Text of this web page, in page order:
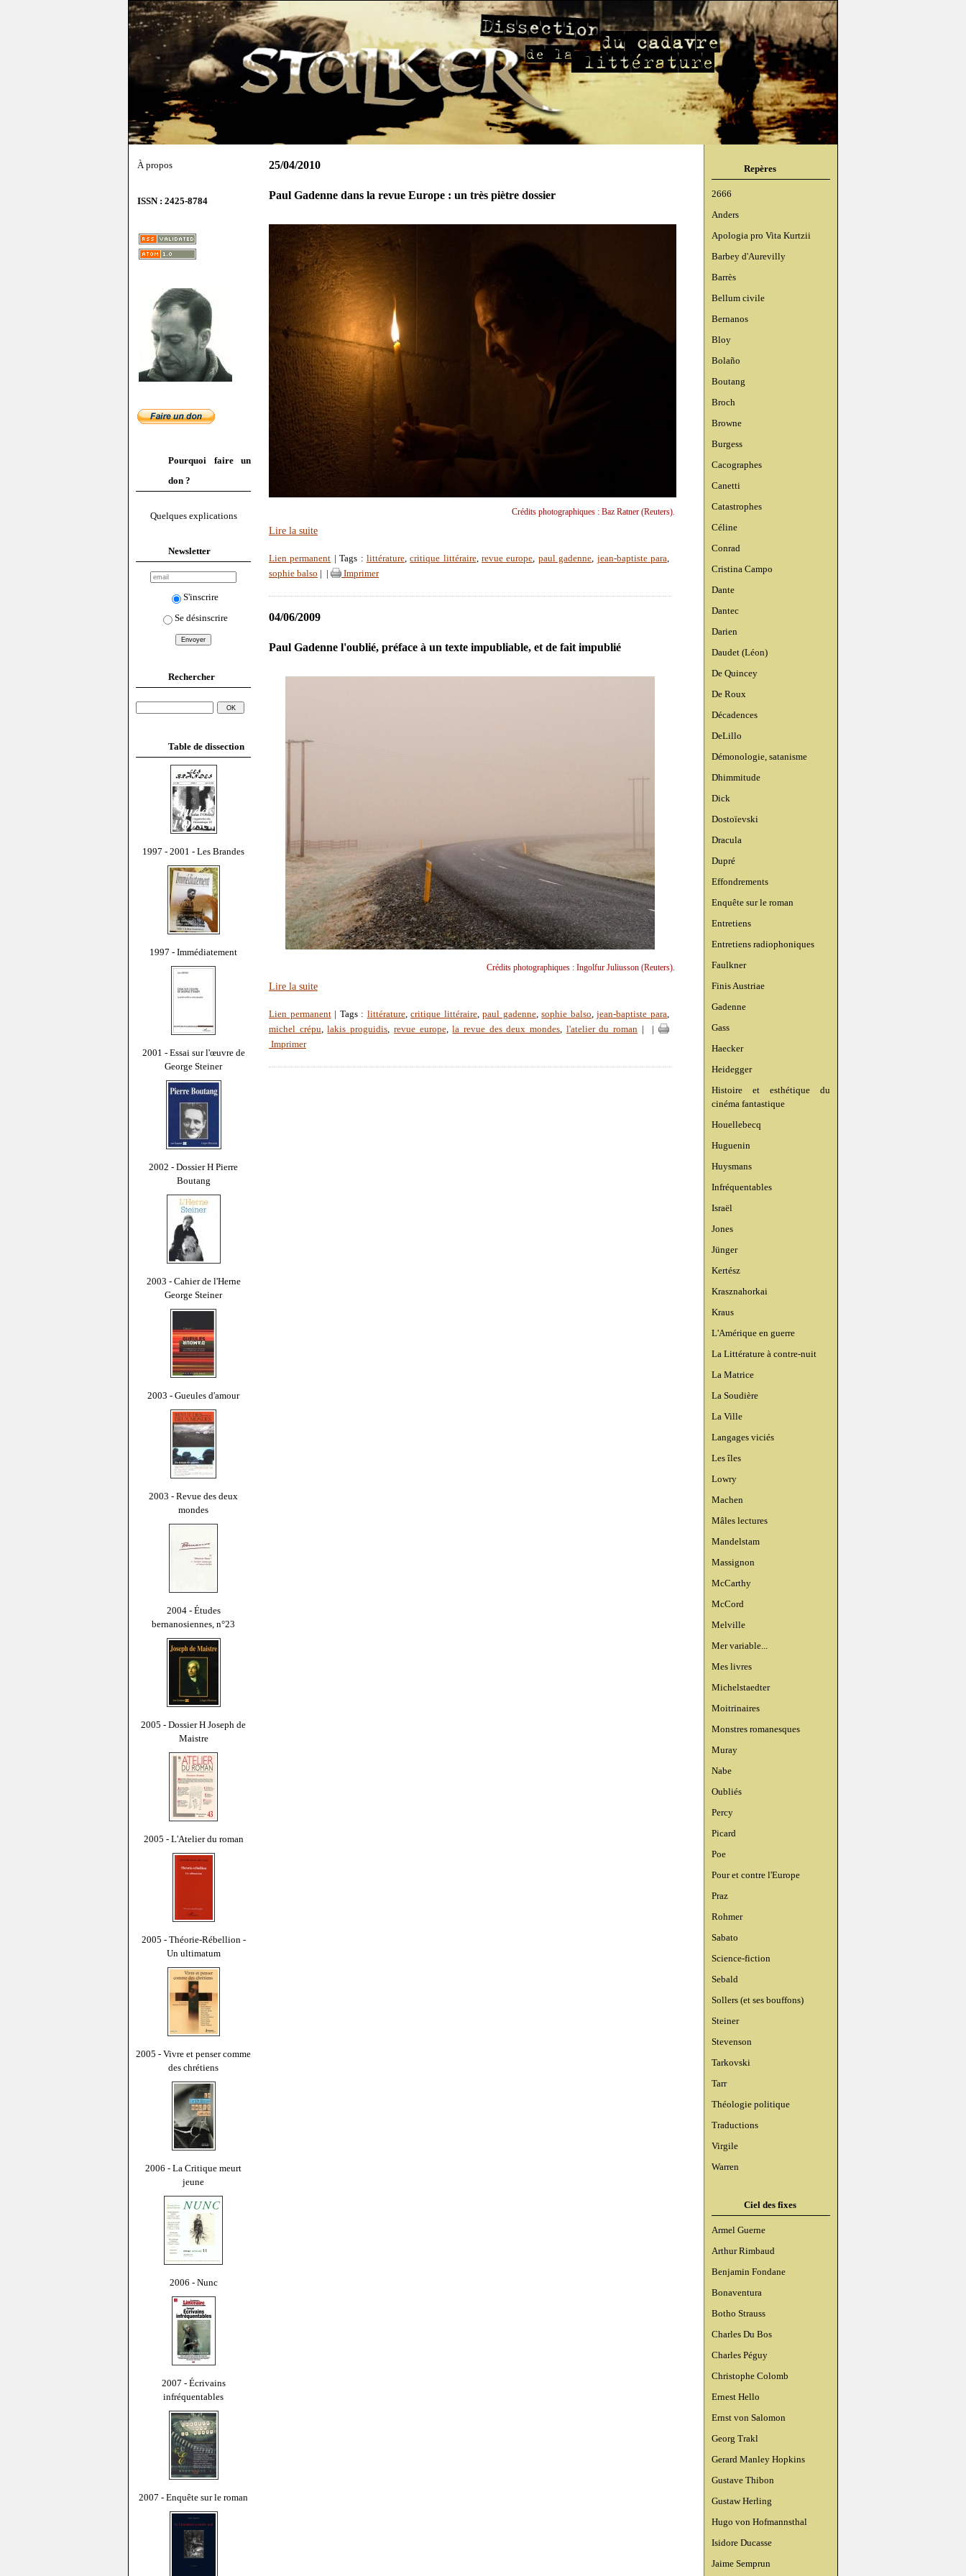
À propos
ISSN : 2425-8784
Pourquoi faire un
don ?
Quelques explications
Newsletter
S'inscrire
Se désinscrire
Rechercher
Table de dissection
1997 - 2001 - Les Brandes
1997 - Immédiatement
2001 - Essai sur l'œuvre de
George Steiner
2002 - Dossier H Pierre
Boutang
2003 - Cahier de l'Herne
George Steiner
2003 - Gueules d'amour
2003 - Revue des deux
mondes
2004 - Études
bernanosiennes, n°23
2005 - Dossier H Joseph de
Maistre
2005 - L'Atelier du roman
2005 - Théorie-Rébellion -
Un ultimatum
2005 - Vivre et penser comme
des chrétiens
2006 - La Critique meurt
jeune
2006 - Nunc
2007 - Écrivains
infréquentables
2007 - Enquête sur le roman
Repères
2666
Anders
Apologia pro Vita Kurtzii
Barbey d'Aurevilly
Barrès
Bellum civile
Bernanos
Bloy
Bolaño
Boutang
Broch
Browne
Burgess
Cacographes
Canetti
Catastrophes
Céline
Conrad
Cristina Campo
Dante
Dantec
Darien
Daudet (Léon)
De Quincey
De Roux
Décadences
DeLillo
Démonologie, satanisme
Dhimmitude
Dick
Dostoïevski
Dracula
Dupré
Effondrements
Enquête sur le roman
Entretiens
Entretiens radiophoniques
Faulkner
Finis Austriae
Gadenne
Gass
Haecker
Heidegger
Histoire et esthétique du
cinéma fantastique
Houellebecq
Huguenin
Huysmans
Infréquentables
Israël
Jones
Jünger
Kertész
Krasznahorkai
Kraus
L'Amérique en guerre
La Littérature à contre-nuit
La Matrice
La Soudière
La Ville
Langages viciés
Les îles
Lowry
Machen
Mâles lectures
Mandelstam
Massignon
McCarthy
McCord
Melville
Mer variable...
Mes livres
Michelstaedter
Moitrinaires
Monstres romanesques
Muray
Nabe
Oubliés
Percy
Picard
Poe
Pour et contre l'Europe
Praz
Rohmer
Sabato
Science-fiction
Sebald
Sollers (et ses bouffons)
Steiner
Stevenson
Tarkovski
Tarr
Théologie politique
Traductions
Virgile
Warren
Ciel des fixes
Armel Guerne
Arthur Rimbaud
Benjamin Fondane
Bonaventura
Botho Strauss
Charles Du Bos
Charles Péguy
Christophe Colomb
Ernest Hello
Ernst von Salomon
Georg Trakl
Gerard Manley Hopkins
Gustave Thibon
Gustaw Herling
Hugo von Hofmannsthal
Isidore Ducasse
Jaime Semprun
25/04/2010
Paul Gadenne dans la revue Europe : un très piètre dossier
Crédits photographiques : Baz Ratner (Reuters).
Lire la suite
Lien permanent | Tags : littérature,critique littéraire, revue europe, paul gadenne, jean-baptiste para,
sophie balso
Imprimer
04/06/2009
Paul Gadenne l'oublié, préface à un texte impubliable, et de fait impublié
Crédits photographiques : Ingolfur Juliusson (Reuters).
Lire la suite
Lien permanent| Tags : littérature,critique littéraire,paul gadenne,sophie balso,jean-baptiste para,
michel crépu,lakis proguidis, revue europe,la revue des deux mondes, l'atelier du roman
Imprimer